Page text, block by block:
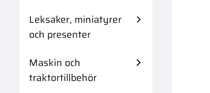
Leksaker, miniatyrer
och presenter
Maskin och
traktortillbehör